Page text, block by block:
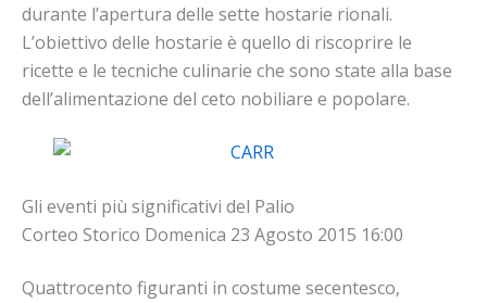
durante l’apertura delle sette hostarie rionali.
L’obiettivo delle hostarie è quello di riscoprire le
ricette e le tecniche culinarie che sono state alla base
dell’alimentazione del ceto nobiliare e popolare.
Gli eventi più significativi del Palio
Corteo Storico Domenica 23 Agosto 2015 16:00
Quattrocento figuranti in costume secentesco,